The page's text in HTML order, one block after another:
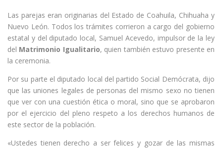
Las parejas eran originarias del Estado de Coahuila, Chihuaha y
Nuevo León. Todos los trámites corrieron a cargo del gobierno
estatal y del diputado local, Samuel Acevedo, impulsor de la ley
del Matrimonio Igualitario, quien también estuvo presente en
la ceremonia.
Por su parte el diputado local del partido Social Demócrata, dijo
que las uniones legales de personas del mismo sexo no tienen
que ver con una cuestión ética o moral, sino que se aprobaron
por el ejercicio del pleno respeto a los derechos humanos de
este sector de la población.
«Ustedes tienen derecho a ser felices y gozar de las mismas